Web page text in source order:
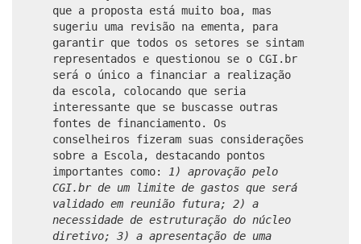
que a proposta está muito boa, mas
sugeriu uma revisão na ementa, para
garantir que todos os setores se sintam
representados e questionou se o CGI.br
será o único a financiar a realização
da escola, colocando que seria
interessante que se buscasse outras
fontes de financiamento. Os
conselheiros fizeram suas considerações
sobre a Escola, destacando pontos
importantes como:
1) aprovação pelo
CGI.br de um limite de gastos que será
validado em reunião futura;
2) a
necessidade de estruturação do núcleo
diretivo; 3) a apresentação de uma